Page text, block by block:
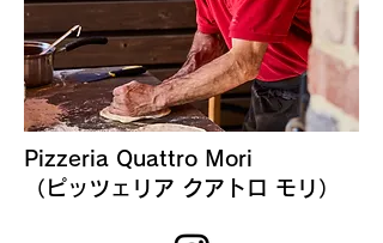
Pizzeria Quattro Mori
（ピッツェリア クアトロ モリ）